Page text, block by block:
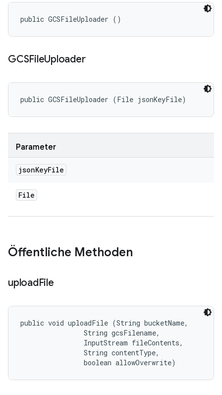
public GCSFileUploader ()
GCSFileUploader
public GCSFileUploader (File jsonKeyFile)
Parameter
jsonKeyFile
File
Öffentliche Methoden
uploadFile
public void uploadFile (String bucketName,
                String gcsFilename,
                InputStream fileContents,
                String contentType,
                boolean allowOverwrite)